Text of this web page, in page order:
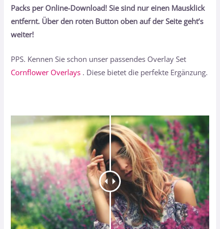
Packs per Online-Download! Sie sind nur einen Mausklick
entfernt. Über den roten Button oben auf der Seite geht’s
weiter!
PPS. Kennen Sie schon unser passendes Overlay Set
Cornflower Overlays . Diese bietet die perfekte Ergänzung.